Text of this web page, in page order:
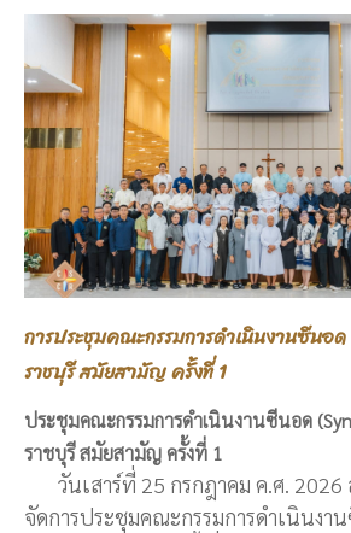
การประชุมคณะกรรมการดำเนินงานซีน
ราชบุรี สมัยสามัญ ครั้งที่ 1
ประชุมคณะกรรมการดำเนินงานซีนอด
ราชบุรี สมัยสามัญ ครั้งที่ 1
วันเสาร์ที่ 25 กรกฎาคม ค.ศ. 2026
จัดการประชุมคณะกรรมการดำเนินง